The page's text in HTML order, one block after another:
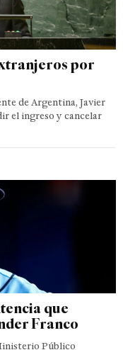
por
de Argentina, Javier
el ingreso y cancelar
que
Franco
Público